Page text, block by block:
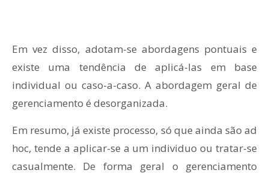
Em vez disso, adotam-se abordagens pontuais e
existe uma tendência de aplicá-las em base
individual ou caso-a-caso. A abordagem geral de
gerenciamento é desorganizada.
Em resumo, já existe processo, só que ainda são ad
hoc, tende a aplicar-se a um individuo ou tratar-se
casualmente. De forma geral o gerenciamento